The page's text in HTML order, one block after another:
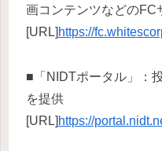
画コンテンツなどのFC
[URL] https://
■「NIDTポータル」：
を提供
[URL] https://